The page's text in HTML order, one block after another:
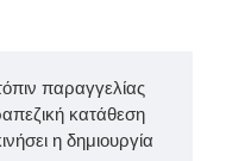
παραγγελίας
κατάθεση
η δημιουργία